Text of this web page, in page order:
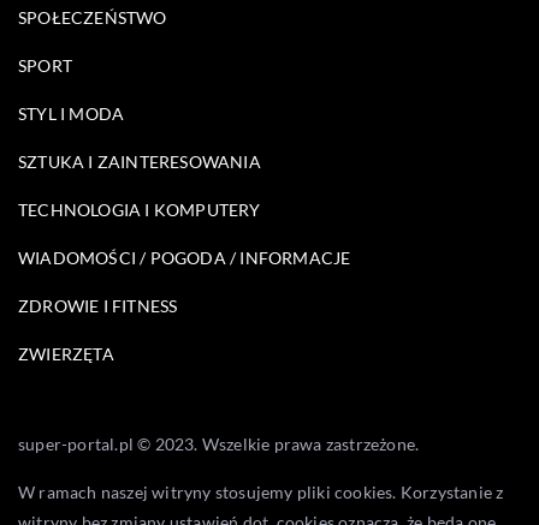
SPOŁECZEŃSTWO
SPORT
STYL I MODA
SZTUKA I ZAINTERESOWANIA
TECHNOLOGIA I KOMPUTERY
WIADOMOŚCI / POGODA / INFORMACJE
ZDROWIE I FITNESS
ZWIERZĘTA
super-portal.pl © 2023. Wszelkie prawa zastrzeżone.
W ramach naszej witryny stosujemy pliki cookies. Korzystanie z